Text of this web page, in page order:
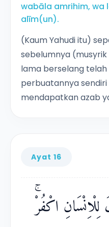
wabāla amrihim, wa
alīm(un).
(Kaum Yahudi itu)
sebelumnya
lama berselang
perbuatannya
mendapatkan azab
Ayat 16
اكْفُرْۚ